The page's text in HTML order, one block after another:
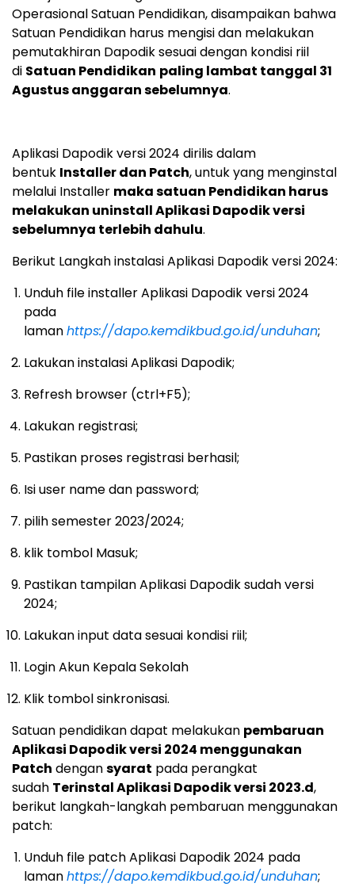
Operasional Satuan Pendidikan, disampaikan bahwa
Satuan Pendidikan harus mengisi dan melakukan
pemutakhiran Dapodik sesuai dengan kondisi riil
di Satuan Pendidikan paling lambat tanggal 31
Agustus anggaran sebelumnya.
Aplikasi Dapodik versi 2024 dirilis dalam
bentuk Installer dan Patch, untuk yang menginstal
melalui Installer maka satuan Pendidikan harus
melakukan uninstall Aplikasi Dapodik versi
sebelumnya terlebih dahulu.
Berikut Langkah instalasi Aplikasi Dapodik versi 2024:
Unduh file installer Aplikasi Dapodik versi 2024
pada
lamanhttps://dapo.kemdikbud.go.id/unduhan;
Lakukan instalasi Aplikasi Dapodik;
Refresh browser (ctrl+F5);
Lakukan registrasi;
Pastikan proses registrasi berhasil;
Isi user name dan password;
pilih semester 2023/2024;
klik tombol Masuk;
Pastikan tampilan Aplikasi Dapodik sudah versi
2024;
Lakukan input data sesuai kondisi riil;
Login Akun Kepala Sekolah
Klik tombol sinkronisasi.
Satuan pendidikan dapat melakukan pembaruan
Aplikasi Dapodik versi 2024 menggunakan
Patch dengansyarat pada perangkat
sudah Terinstal Aplikasi Dapodik versi 2023.d,
berikut langkah-langkah pembaruan menggunakan
patch:
Unduh file patch Aplikasi Dapodik 2024 pada
lamanhttps://dapo.kemdikbud.go.id/unduhan;